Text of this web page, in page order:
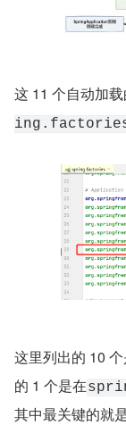
这 11 个自动加
这里列出的 10
的 1 个是在
其中最关键的就